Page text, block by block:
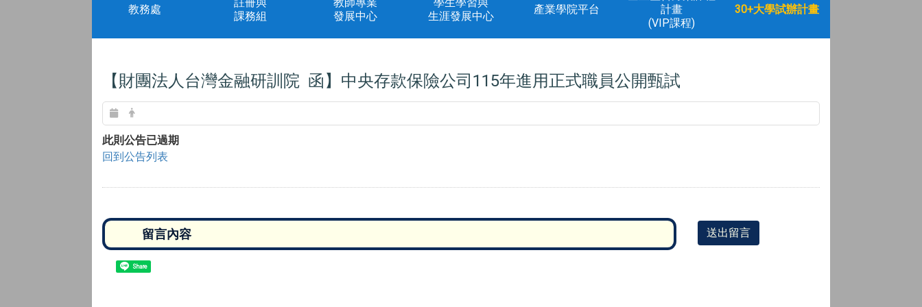
教務處
課務組
發展中心
生涯發展中心
產業學院平台
計畫
(VIP課程)
30+大學試辦計畫
【財團法人台灣金融研訓院 函】中央存款保險公司115年進用正式職員公開甄試
此則公告已過期
回到公告列表
送出留言
Share